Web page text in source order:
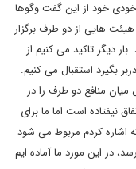
خودی خود از این گفت وگوها
هیئت هایی از دو طرف برگزار
دیگر تاکید می کنیم از
بگیرد استقبال می کنیم.
منافع دو طرف را در
نیفتاده است اما ما برای
اشاره کردم مربوط می شود
در این مورد ما آماده ایم